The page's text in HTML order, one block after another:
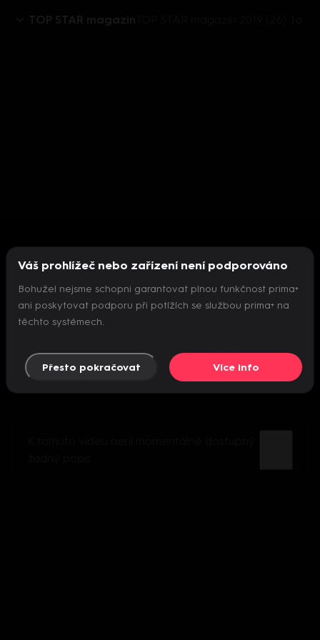
TOP STAR magazín
Nepodařilo se inicializovat přehrávač
Váš prohlížeč nebo zařízení není podporováno
Bohužel nejsme schopni garantovat plnou funkčnost prima+
ani poskytovat podporu při potížích se službou prima+ na
těchto systémech.
Přesto pokračovat Více info